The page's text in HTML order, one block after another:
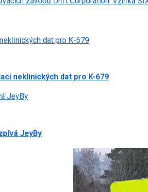
dat pro K-679
neklinických dat pro K-679
JeyBy
JeyBy